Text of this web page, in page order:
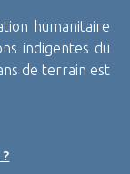
humanitaire
indigentes du
de terrain est